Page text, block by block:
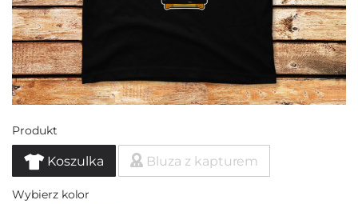
Produkt
Koszulka Bluza z kapturem
Wybierz kolor